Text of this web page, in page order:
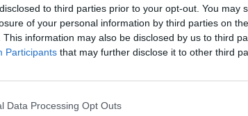
to third parties prior to your opt-out. You may
of your personal information by third parties on
This information may also be disclosed by us to third
Participants that may further disclose it to other third
Data Processing Opt Outs